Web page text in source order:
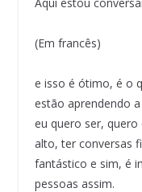
(Em francês)
e isso é ótimo, é o
estão aprendendo
eu quero ser,
alto, ter conversas
fantástico e sim, é
pessoas assim.